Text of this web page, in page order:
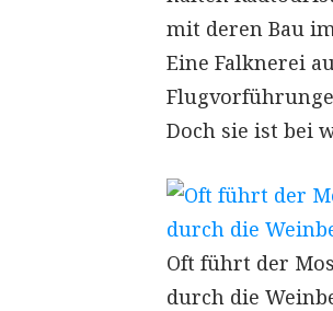
mit deren Bau
Eine Falknerei
Doch sie ist bei
Oft führt der
durch die